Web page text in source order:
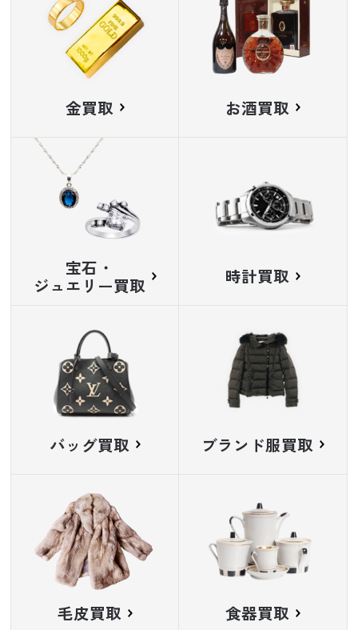
金買取 お酒買取
宝石・
ジュエリー買取 時計買取
バッグ買取 ブランド服買取
毛皮買取 食器買取